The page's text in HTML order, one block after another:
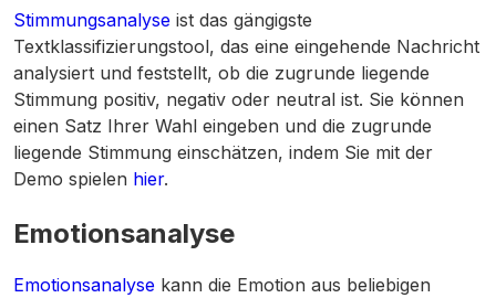
Stimmungsanalyse ist das gängigste
Textklassifizierungstool, das eine eingehende Nachricht
analysiert und feststellt, ob die zugrunde liegende
Stimmung positiv, negativ oder neutral ist. Sie können
einen Satz Ihrer Wahl eingeben und die zugrunde
liegende Stimmung einschätzen, indem Sie mit der
Demo spielen hier.
Emotionsanalyse
Emotionsanalyse kann die Emotion aus beliebigen